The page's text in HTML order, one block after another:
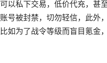
以私下交易，低价代充，甚
号被封禁，切勿轻信，此外
如为了战令等级而盲目氪金